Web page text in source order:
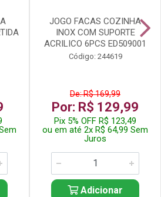
JOGO FACAS COZINHA
INOX COM SUPORTE
ACRILICO 6PCS ED509001
Código: 244619
De: R$ 169,99
Por: R$ 129,99
Pix 5% OFF R$ 123,49
ou em até 2x R$ 64,99 Sem
Juros
Adicionar